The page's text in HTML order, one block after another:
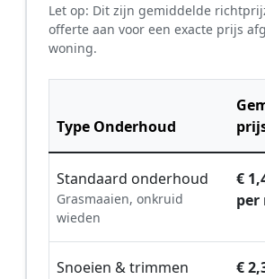
Let op: Dit zijn gemiddelde
offerte aan voor een exacte prijs
woning.
Type Onderhoud
Standaard onderhoud
Grasmaaien, onkruid
wieden
€
per
Snoeien & trimmen
€